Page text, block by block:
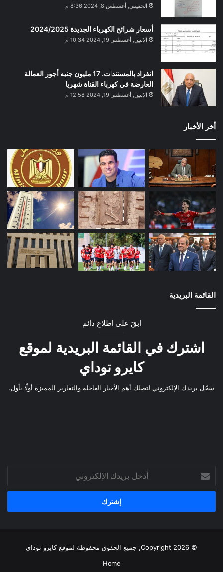
الخميس, أغسطس 8, 2024 8:36 م
أسعار شرائح الكهرباء الجديدة 2024/2025
الإثنين, أغسطس 19, 2024 10:34 م
انفراد بالمستندات. 17 مليون جنيه أجور العمالة
العارضة في كهرباء القناة شهريا
الإثنين, أغسطس 19, 2024 12:58 م
أخر الأخبار
القائمة البريدية
ابقَ على اطلاع دائم
اشترك في القائمة البريدية لموقع
كايرو توداي
سجّل بريدك الإلكتروني لتصلك أهم الأخبار العاجلة والتقارير المميزة أولًا بأول.
بريدك
الإلكتروني
© Copyright 2026, جميع الحقوق محفوظة لموقع
كايرو توداي
Home